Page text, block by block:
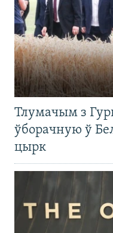
Тлумачым з
ўборачную ў
цырк